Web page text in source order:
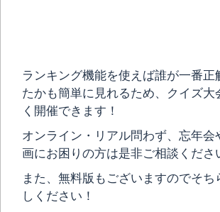
ランキング機能を使えば誰が一番正
たかも簡単に見れるため、クイズ大
く開催できます！
オンライン・リアル問わず、忘年会
画にお困りの方は是非ご相談くださ
また、無料版もございますのでそち
しください！